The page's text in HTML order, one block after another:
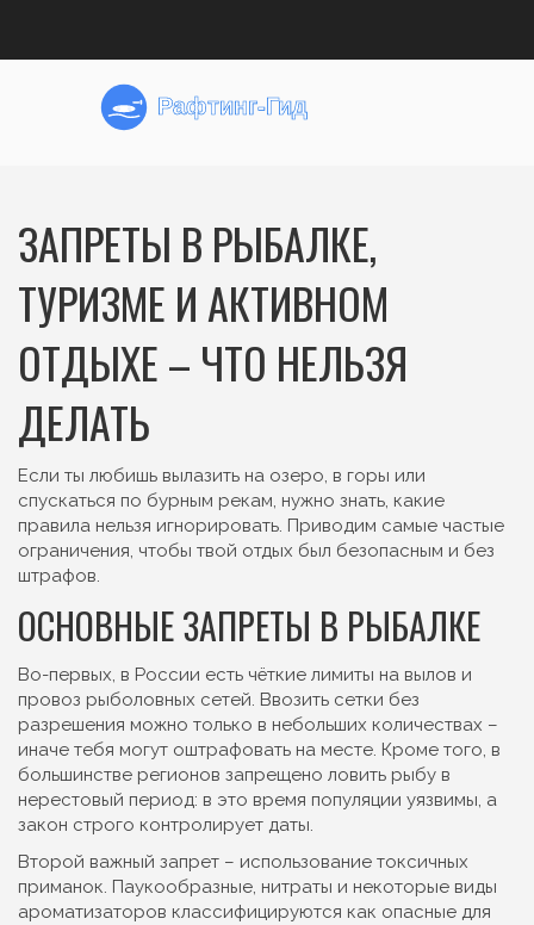
ЗАПРЕТЫ В РЫБАЛКЕ,
ТУРИЗМЕ И АКТИВНОМ
ОТДЫХЕ – ЧТО НЕЛЬЗЯ
ДЕЛАТЬ
Если ты любишь вылазить на озеро, в горы или
спускаться по бурным рекам, нужно знать, какие
правила нельзя игнорировать. Приводим самые частые
ограничения, чтобы твой отдых был безопасным и без
штрафов.
ОСНОВНЫЕ ЗАПРЕТЫ В РЫБАЛКЕ
Во-первых, в России есть чёткие лимиты на вылов и
провоз рыболовных сетей. Ввозить сетки без
разрешения можно только в небольших количествах –
иначе тебя могут оштрафовать на месте. Кроме того, в
большинстве регионов запрещено ловить рыбу в
нерестовый период: в это время популяции уязвимы, а
закон строго контролирует даты.
Второй важный запрет – использование токсичных
приманок. Паукообразные, нитраты и некоторые виды
ароматизаторов классифицируются как опасные для